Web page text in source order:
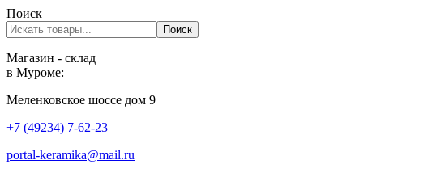
Поиск
Поиск
Магазин - склад
в Муроме:
Меленковское шоссе дом 9
+7 (49234) 7-62-23
portal-keramika@mail.ru